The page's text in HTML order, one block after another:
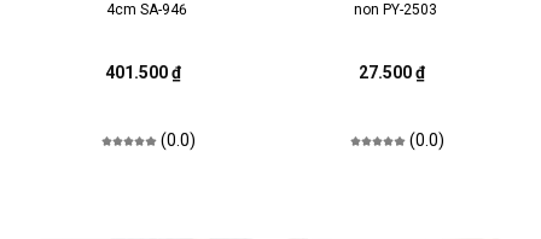
4cm SA-946
401.500 ₫
(0.0)
non PY-2503
27.500 ₫
(0.0)